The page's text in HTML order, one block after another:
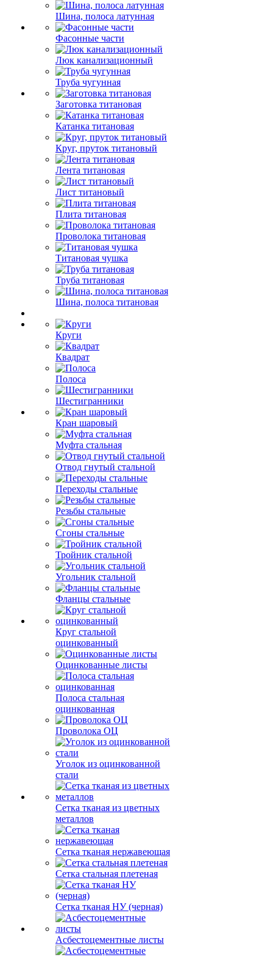
Шина, полоса латунная
Фасонные части
Люк канализационный
Труба чугунная
Заготовка титановая
Катанка титановая
Круг, пруток титановый
Лента титановая
Лист титановый
Плита титановая
Проволока титановая
Титановая чушка
Труба титановая
Шина, полоса титановая
Круги
Квадрат
Полоса
Шестигранники
Кран шаровый
Муфта стальная
Отвод гнутый стальной
Переходы стальные
Резьбы стальные
Сгоны стальные
Тройник стальной
Угольник стальной
Фланцы стальные
Круг стальной
оцинкованный
Оцинкованные листы
Полоса стальная
оцинкованная
Проволока ОЦ
Уголок из оцинкованной
стали
Сетка тканая из цветных
металлов
Сетка тканая нержавеющая
Сетка стальная плетеная
Сетка тканая НУ (черная)
Асбестоцементные листы